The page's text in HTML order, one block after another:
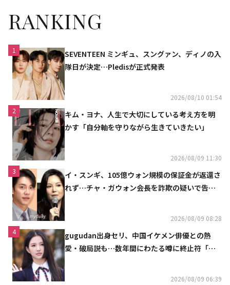
RANKING
1
SEVENTEEN ミンギュ、スングァン、ディノの入
隊日が決定…Pledisが正式発表
2026/08/10 01:54
2
キム・ヨナ、人生で大切にしている考え方を明
かす「自分軸を守りながら生きていきたい」
2026/08/09 11:30
3
イ・スンギ、105億ウォン規模の保証金が返還さ
れず…チャ・ガウォン会長を詐欺の疑いで告訴
2026/08/09 08:28
4
gugudan出身セリ、中国イケメン俳優との熱
愛・破局説も…数年間にわたる噂に終止符「邪
2026/08/09 06:39